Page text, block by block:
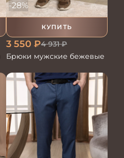
КУПИТЬ
-28%
3 550 ₽4 931₽
Брюки мужские бежевые